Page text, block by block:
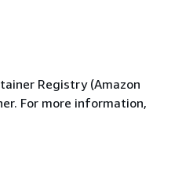
Registry (Amazon
For more information,